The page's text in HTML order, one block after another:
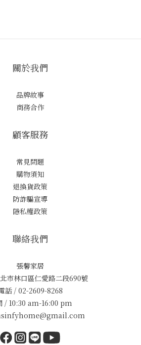
關於我們
品牌故事
商務合作
顧客服務
常見問題
購物須知
退換貨政策
防詐騙宣導
隱私權政策
聯絡我們
張馨家居
市林口區仁愛路二段690號
話 / 02-2609-8268
/ 10:30 am-16:00 pm